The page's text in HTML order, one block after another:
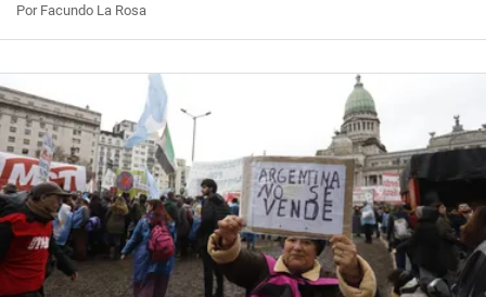
Por Facundo La Rosa